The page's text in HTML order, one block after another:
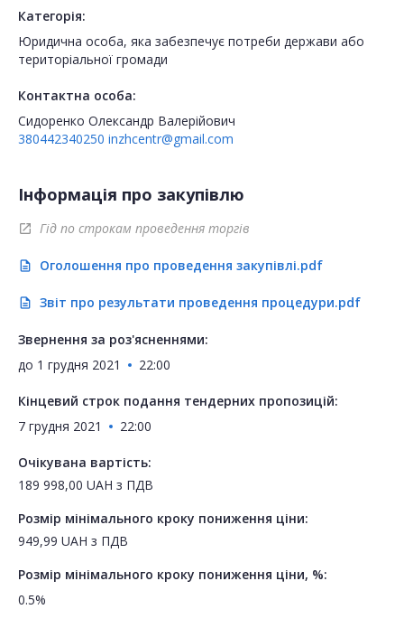
Категорія:
Юридична особа, яка забезпечує потреби держави або
територіальної громади
Контактна особа:
Сидоренко Олександр Валерійович
380442340250 inzhcentr@gmail.com
Інформація про закупівлю
open_in_new Гід по строкам проведення торгів
description Оголошення про проведення закупівлі.pdf
description Звіт про результати проведення процедури.pdf
Звернення за роз'ясненнями:
до 1 грудня 2021 22:00
Кінцевий строк подання тендерних пропозицій:
7 грудня 2021
22:00
Очікувана вартість:
189 998,00 UAH з ПДВ
Розмір мінімального кроку пониження ціни:
949,99 UAH з ПДВ
Розмір мінімального кроку пониження ціни, %:
0.5%